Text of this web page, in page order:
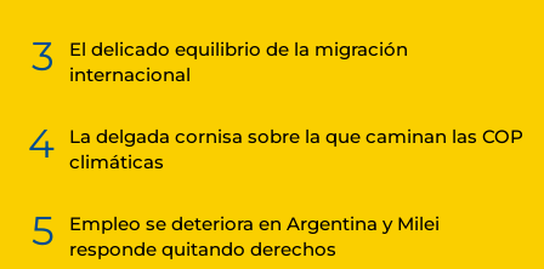
3
El delicado equilibrio de la migración
internacional
4
La delgada cornisa sobre la que caminan las COP
climáticas
5
Empleo se deteriora en Argentina y Milei
responde quitando derechos